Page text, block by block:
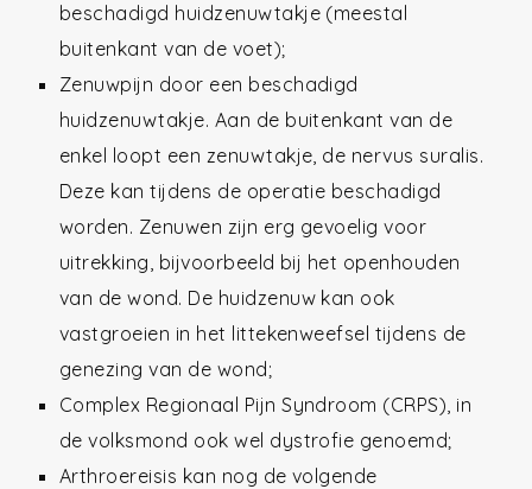
beschadigd huidzenuwtakje (meestal
buitenkant van de voet);
Zenuwpijn door een beschadigd
huidzenuwtakje. Aan de buitenkant van de
enkel loopt een zenuwtakje, de nervus suralis.
Deze kan tijdens de operatie beschadigd
worden. Zenuwen zijn erg gevoelig voor
uitrekking, bijvoorbeeld bij het openhouden
van de wond. De huidzenuw kan ook
vastgroeien in het littekenweefsel tijdens de
genezing van de wond;
Complex Regionaal Pijn Syndroom (CRPS), in
de volksmond ook wel dystrofie genoemd;
Arthroereisis kan nog de volgende